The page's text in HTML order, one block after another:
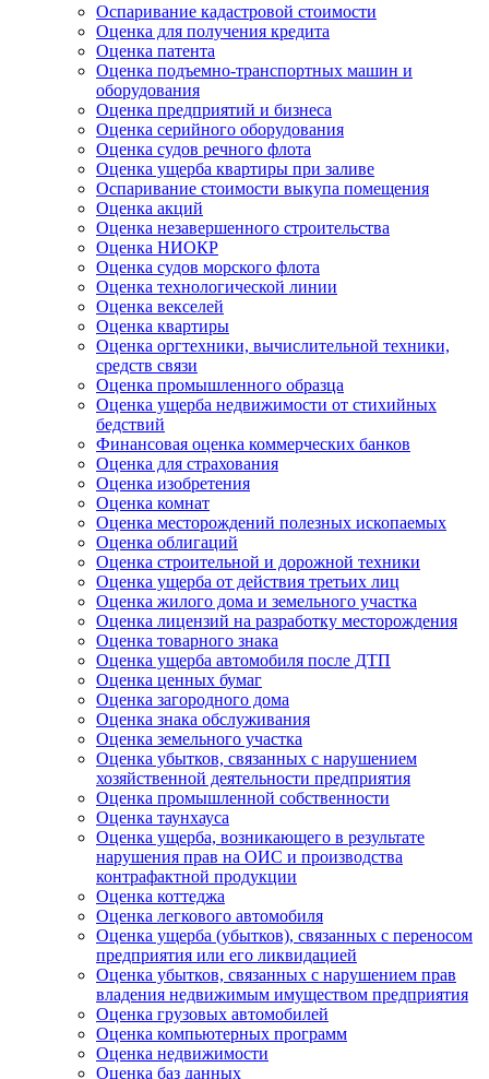
Оспаривание кадастровой стоимости
Оценка для получения кредита
Оценка патента
Оценка подъемно-транспортных машин и
оборудования
Оценка предприятий и бизнеса
Оценка серийного оборудования
Оценка судов речного флота
Оценка ущерба квартиры при заливе
Оспаривание стоимости выкупа помещения
Оценка акций
Оценка незавершенного строительства
Оценка НИОКР
Оценка судов морского флота
Оценка технологической линии
Оценка векселей
Оценка квартиры
Оценка оргтехники, вычислительной техники,
средств связи
Оценка промышленного образца
Оценка ущерба недвижимости от стихийных
бедствий
Финансовая оценка коммерческих банков
Оценка для страхования
Оценка изобретения
Оценка комнат
Оценка месторождений полезных ископаемых
Оценка облигаций
Оценка строительной и дорожной техники
Оценка ущерба от действия третьих лиц
Оценка жилого дома и земельного участка
Оценка лицензий на разработку месторождения
Оценка товарного знака
Оценка ущерба автомобиля после ДТП
Оценка ценных бумаг
Оценка загородного дома
Оценка знака обслуживания
Оценка земельного участка
Оценка убытков, связанных с нарушением
хозяйственной деятельности предприятия
Оценка промышленной собственности
Оценка таунхауса
Оценка ущерба, возникающего в результате
нарушения прав на ОИС и производства
контрафактной продукции
Оценка коттеджа
Оценка легкового автомобиля
Оценка ущерба (убытков), связанных с переносом
предприятия или его ликвидацией
Оценка убытков, связанных с нарушением прав
владения недвижимым имуществом предприятия
Оценка грузовых автомобилей
Оценка компьютерных программ
Оценка недвижимости
Оценка баз данных